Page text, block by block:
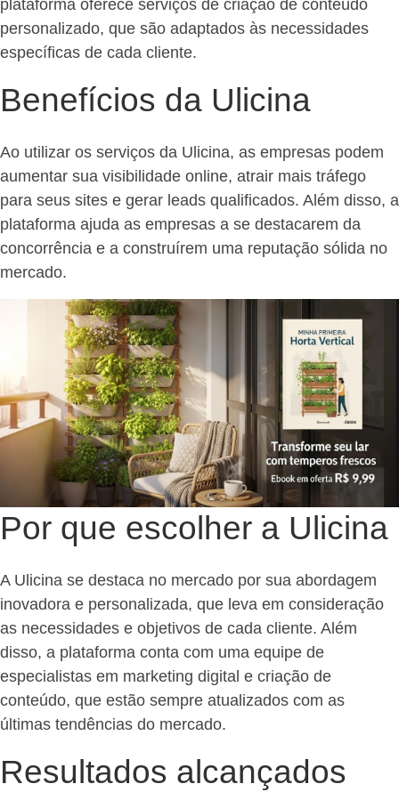
plataforma oferece serviços de criação de conteúdo
personalizado, que são adaptados às necessidades
específicas de cada cliente.
Benefícios da Ulicina
Ao utilizar os serviços da Ulicina, as empresas podem
aumentar sua visibilidade online, atrair mais tráfego
para seus sites e gerar leads qualificados. Além disso, a
plataforma ajuda as empresas a se destacarem da
concorrência e a construírem uma reputação sólida no
mercado.
Por que escolher a Ulicina
A Ulicina se destaca no mercado por sua abordagem
inovadora e personalizada, que leva em consideração
as necessidades e objetivos de cada cliente. Além
disso, a plataforma conta com uma equipe de
especialistas em marketing digital e criação de
conteúdo, que estão sempre atualizados com as
últimas tendências do mercado.
Resultados alcançados